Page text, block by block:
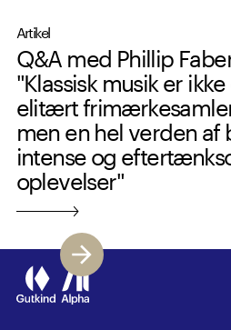
Artikel
Q&A med Phillip
"Klassisk musik er
elitært
men en hel verden af
intense og
oplevelser"